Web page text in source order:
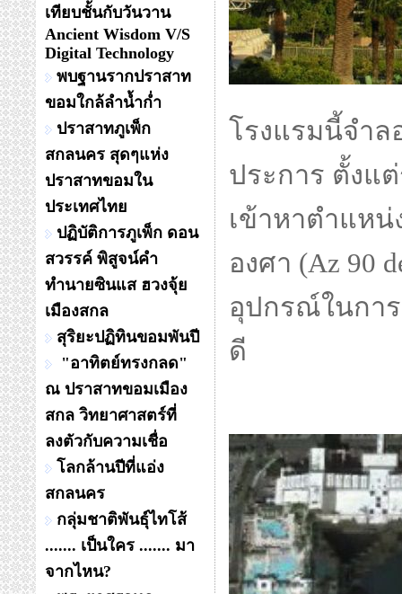
เทียบชั้นกับวันวาน
Ancient Wisdom V/S
Digital Technology
พบฐานรากปราสาท
ขอมใกล้ลำน้ำก่ำ
ปราสาทภูเพ็ก
สกลนคร สุดๆแห่ง
ปราสาทขอมใน
ประเทศไทย
ปฏิบัติการภูเพ็ก ดอน
สวรรค์ พิสูจน์คำ
ทำนายซินแส ฮวงจุ้ย
เมืองสกล
สุริยะปฏิทินขอมพันปี
"อาทิตย์ทรงกลด"
ณ ปราสาทขอมเมือง
สกล วิทยาศาสตร์ที่
ลงตัวกับความเชื่อ
โลกล้านปีที่แอ่ง
สกลนคร
กลุ่มชาติพันธุ์ไทโส้
....... เป็นใคร ....... มา
จากไหน?
โรงแรมนี้จำ
ประการ ตั้งแ
เข้าหาตำแห
องศา (Az 90
อุปกรณ์ในกา
ดี